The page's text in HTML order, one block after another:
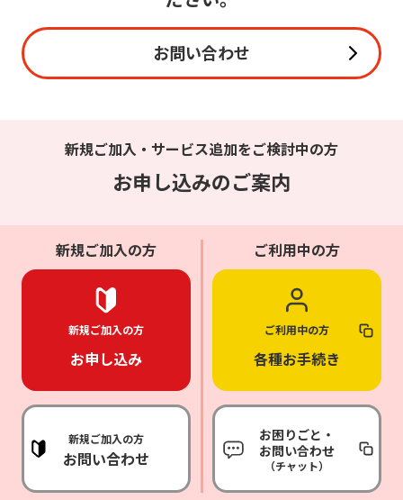
お問い合わせ
新規ご加入・サービス追加をご検討中の方
お申し込みのご案内
新規ご加入の方
新規ご加入の方
お申し込み
新規ご加入の方
お問い合わせ
ご利用中の方
ご利用中の方
各種お手続き
お困りごと・
お問い合わせ
（チャット）